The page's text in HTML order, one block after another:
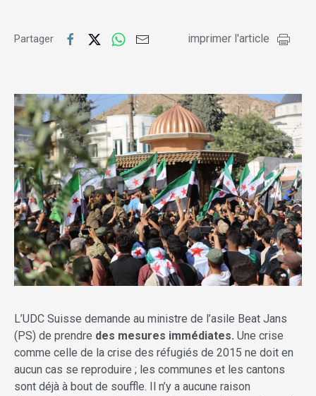
Partager imprimer l'article
L’UDC Suisse demande au ministre de l’asile Beat Jans
(PS) de prendre des mesures immédiates. Une crise
comme celle de la crise des réfugiés de 2015 ne doit en
aucun cas se reproduire ; les communes et les cantons
sont déjà à bout de souffle. Il n’y a aucune raison